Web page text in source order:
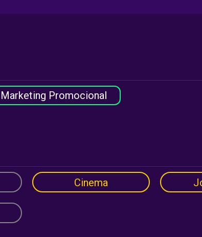
Marketing Promocional
Cinema